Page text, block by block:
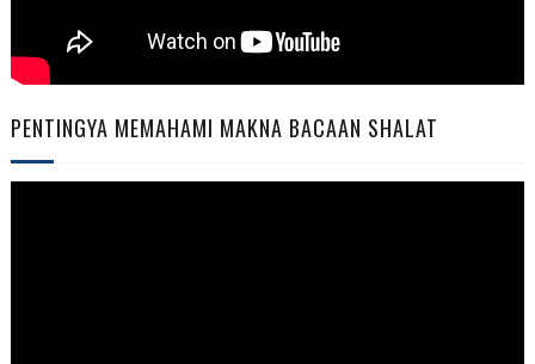
PENTINGYA MEMAHAMI MAKNA BACAAN SHALAT